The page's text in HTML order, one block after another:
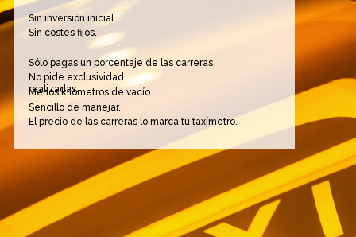
El precio de las carreras lo marca tu taxímetro.
Sencillo de manejar.
Menos kilómetros de vacío.
No pide exclusividad.
Sin costes fijos.
Sólo pagas un porcentaje de las carreras
realizadas.
Sin inversión inicial.